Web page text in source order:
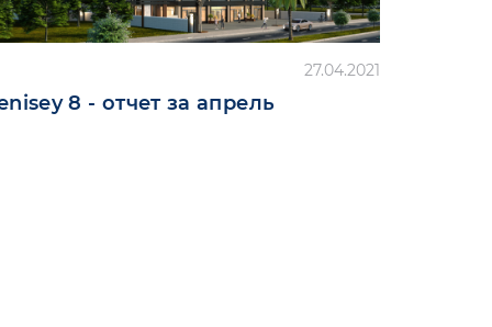
27.04.2021
8 - отчет за апрель